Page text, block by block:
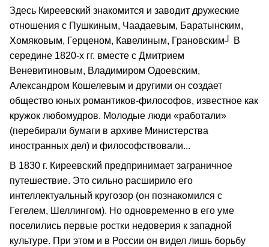
Здесь Киреевский знакомится и заводит дружеские
отношения с Пушкиным, Чаадаевым, Баратынским,
Хомяковым, Герценом, Кавелиным, Грановским┘ В
середине 1820-х гг. вместе с Дмитрием
Веневитиновым, Владимиром Одоевским,
Александром Кошелевым и другими он создает
общество юных романтиков-философов, известное как
кружок любомудров. Молодые люди «работали»
(перебирали бумаги в архиве Министерства
иностранных дел) и философствовали...
В 1830 г. Киреевский предпринимает заграничное
путешествие. Это сильно расширило его
интеллектуальный кругозор (он познакомился с
Гегелем, Шеллингом). Но одновременно в его уме
поселились первые ростки недоверия к западной
культуре. При этом и в России он видел лишь борьбу